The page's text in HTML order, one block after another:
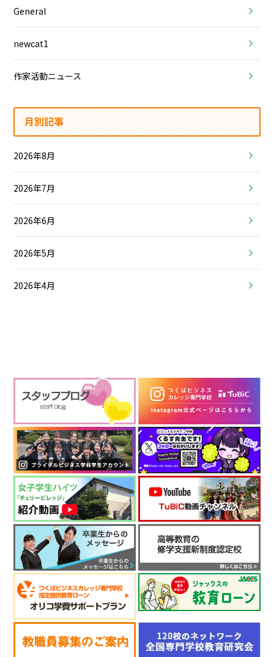
General
newcat1
作家活動ニュース
月別記事
2026年8月
2026年7月
2026年6月
2026年5月
2026年4月